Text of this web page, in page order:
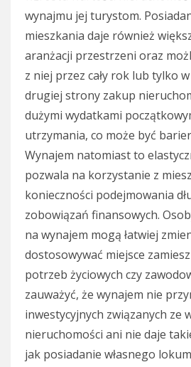
wynajmu jej turystom.
mieszkania daje również
aranżacji przestrzeni oraz
z niej przez cały rok lub tylko
drugiej strony zakup
dużymi wydatkami
utrzymania, co może być
Wynajem natomiast to
pozwala na korzystanie z
konieczności podejmowania
zobowiązań finansowych.
na wynajem mogą łatwiej
dostosowywać miejsce
potrzeb życiowych czy
zauważyć, że wynajem nie
inwestycyjnych związanych ze
nieruchomości ani nie daje
jak posiadanie własnego